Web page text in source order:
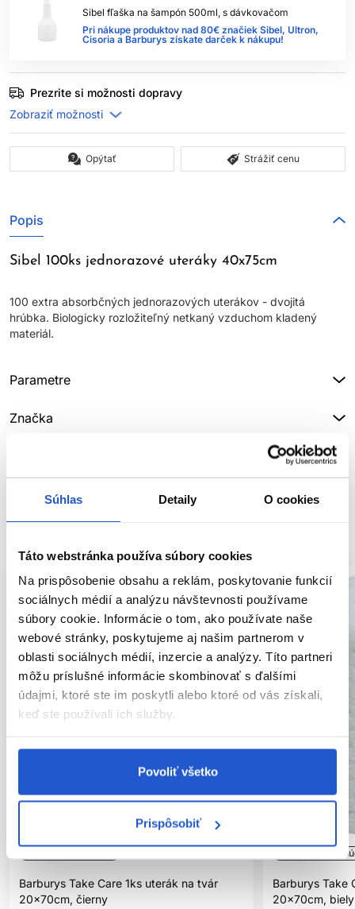
Súhlas Detaily O cookies
Táto webstránka používa súbory cookies
Na prispôsobenie obsahu a reklám, poskytovanie funkcií
sociálnych médií a analýzu návštevnosti používame
súbory cookie. Informácie o tom, ako používate naše
webové stránky, poskytujeme aj našim partnerom v
oblasti sociálnych médií, inzercie a analýzy. Títo partneri
môžu príslušné informácie skombinovať s ďalšími
údajmi, ktoré ste im poskytli alebo ktoré od vás získali,
keď ste používali ich služby.
Povoliť všetko
Prispôsobiť
Sibel fľaška na šampón 500ml, s dávkovačom
Pri nákupe produktov nad 80€ značiek Sibel, Ultron,
Cisoria a Barburys získate darček k nákupu!
Prezrite si možnosti dopravy
Opýtať Strážiť cenu
Popis
Sibel 100ks jednorazové uteráky 40x75cm
100 extra absorbčných jednorazových uterákov - dvojitá
hrúbka. Biologicky rozložiteľný netkaný vzduchom kladený
materiál.
Parametre
Značka
SÚVISIACE PRODUKTY
Barburys Take Care 1ks uterák na tvár
20x70cm, čierny
Oficiálna
Barburys Take
20x70cm, biely